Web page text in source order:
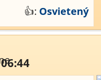
👍: Osvietený